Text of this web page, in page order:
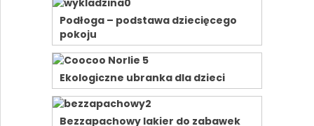
Podłoga – podstawa dziecięcego
pokoju
Ekologiczne ubranka dla dzieci
Bezzapachowy lakier do zabawek